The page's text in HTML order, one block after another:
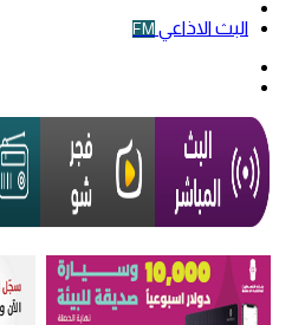
البث الاذاعي FM